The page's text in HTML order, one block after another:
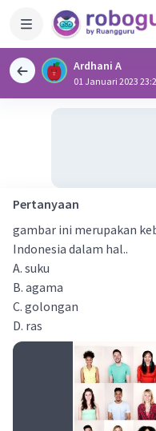
Ardhani A
01 Januari 2023
Pertanyaan
gambar ini merupakan
Indonesia dalam hal..
A. suku
B. agama
C. golongan
D. ras